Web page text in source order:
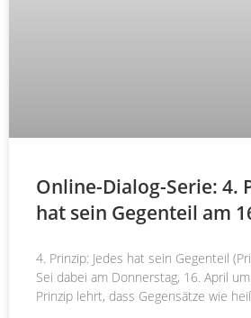
Online-Dialog-Serie: 4.
hat sein Gegenteil am
4. Prinzip: Jedes hat sein Gegenteil
Sei dabei am Donnerstag, 16. April
Prinzip lehrt, dass Gegensätze wie